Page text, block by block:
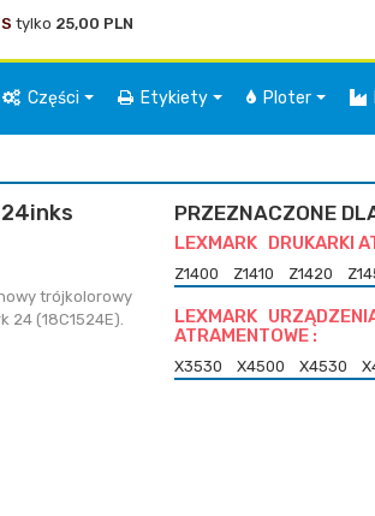
tylko 25,00 PLN
Części Etykiety Ploter
24inks
trójkolorowy
24 (18C1524E).
PRZEZNACZONE
LEXMARK DRUKARKI
Z1400 Z1410 Z1420
LEXMARK
ATRAMENTOWE :
X3530 X4500 X4530